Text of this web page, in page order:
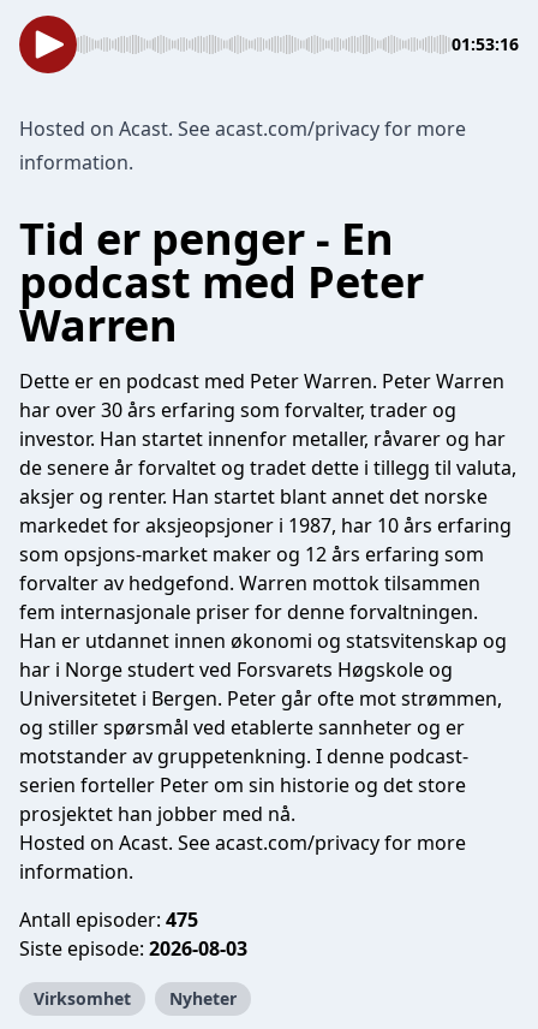
01:53:16
Hosted on Acast. Seeacast.com/privacyfor more
information.
Tid er penger - En
podcast med Peter
Warren
Dette er en podcast med Peter Warren. Peter Warren
har over 30 års erfaring som forvalter, trader og
investor. Han startet innenfor metaller, råvarer og har
de senere år forvaltet og tradet dette i tillegg til valuta,
aksjer og renter. Han startet blant annet det norske
markedet for aksjeopsjoner i 1987, har 10 års erfaring
som opsjons-market maker og 12 års erfaring som
forvalter av hedgefond. Warren mottok tilsammen
fem internasjonale priser for denne forvaltningen.
Han er utdannet innen økonomi og statsvitenskap og
har i Norge studert ved Forsvarets Høgskole og
Universitetet i Bergen. Peter går ofte mot strømmen,
og stiller spørsmål ved etablerte sannheter og er
motstander av gruppetenkning. I denne podcast-
serien forteller Peter om sin historie og det store
prosjektet han jobber med nå.
Hosted on Acast. Seeacast.com/privacyfor more
information.
Antall episoder: 475
Siste episode: 2026-08-03
Virksomhet Nyheter